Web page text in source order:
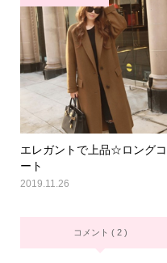
エレガントで上品☆ロングコ
ート
2019.11.26
コメント ( 2 )